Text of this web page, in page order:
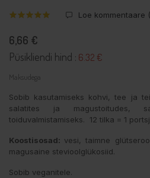
Loe kommentaare (
6,66 €
Püsikliendi hind : 6.32 €
Maksudega
Sobib kasutamiseks kohvi, tee ja
salatites ja magustoitudes,
toiduvalmistamiseks. 12 tilka = 1
Koostisosad: vesi, taimne
magusaine stevioolglükosiid.
Sobib veganitele.